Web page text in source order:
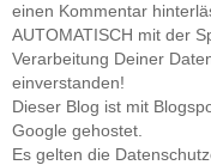
einen Kommentar
AUTOMATISCH mit der
Verarbeitung Deiner
einverstanden!
Dieser Blog ist mit
Google gehostet.
Es gelten die